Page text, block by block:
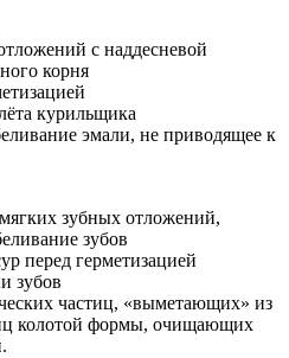
с наддесневой
корня
курильщика
эмали, не приводящее к
зубных отложений,
зубов
перед герметизацией
зубов
частиц, «выметающих» из
колотой формы, очищающих